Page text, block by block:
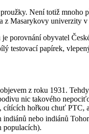
Není totiž
z Masarykovy univerzity
porovnání obyvatel
testovací papírek,
z roku 1931.
nic takového
cítících hořkou chuť
nebo indiánů
populacích).